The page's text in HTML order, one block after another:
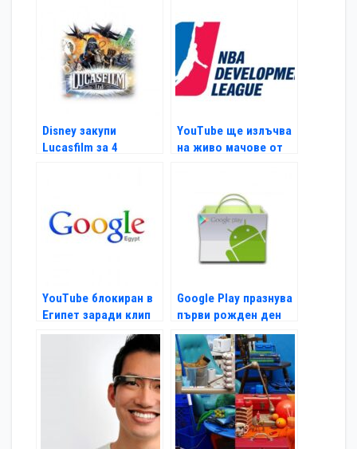
Disney закупи
Lucasfilm за 4
YouTube ще излъчва
на живо мачове от
YouTube блокиран в
Египет заради клип
Google Play празнува
първи рожден ден